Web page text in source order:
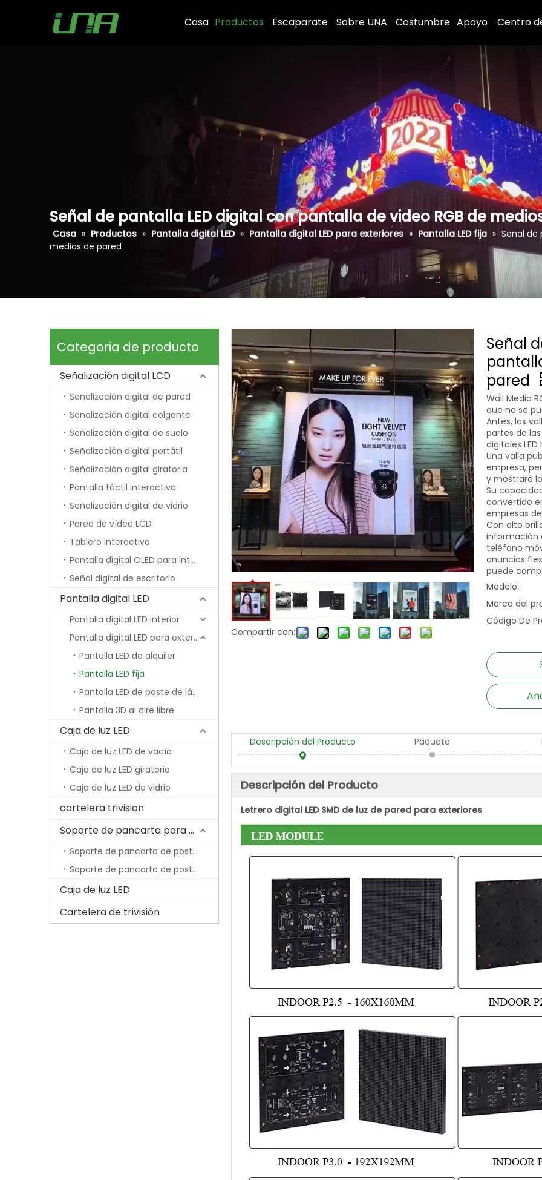
Casa Productos Escaparate Sobre UNA Costumbre Apoyo Centro
Señal de pantalla LED digital con pantalla de video RGB de
Casa » Productos » Pantalla digital LED » Pantalla digital LED para exteriores » Pantalla LED fija » Señal de
medios de pared
Categoria de producto
Señalización digital LCD
Señalización digital de pared
Señalización digital colgante
Señalización digital de suelo
Señalización digital portátil
Señalización digital giratoria
Pantalla táctil interactiva
Señalización digital de vidrio
Pared de vídeo LCD
Tablero interactivo
Pantalla digital OLED para interiores
Señal digital de escritorio
Pantalla digital LED
Pantalla digital LED interior
Pantalla digital LED para exteriores
Pantalla LED de alquiler
Pantalla LED fija
Pantalla LED de poste de lámpara
Pantalla 3D al aire libre
Caja de luz LED
Caja de luz LED de vacío
Caja de luz LED giratoria
Caja de luz LED de vidrio
cartelera trivision
Soporte de pancarta para poste de lámpara
Soporte de pancarta de poste de lámpara económica
Soporte de pancarta de poste de lámpara con resorte
Caja de luz LED
Cartelera de trivisión
Compartir con:
Señal
pared
Wall Media
que no se
Antes, las
partes de
digitales
Una valla
empresa,
y mostrará
Su
convertido
empresas
Con alto
información
teléfono
anuncios
puede
Modelo:
Marca del
Código De
Descripción del Producto Paquete
Descripción del Producto
Letrero digital LED SMD de luz de pared para exteriores